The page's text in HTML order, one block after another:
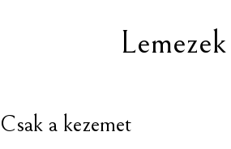
Lemezek
Csak a kezemet